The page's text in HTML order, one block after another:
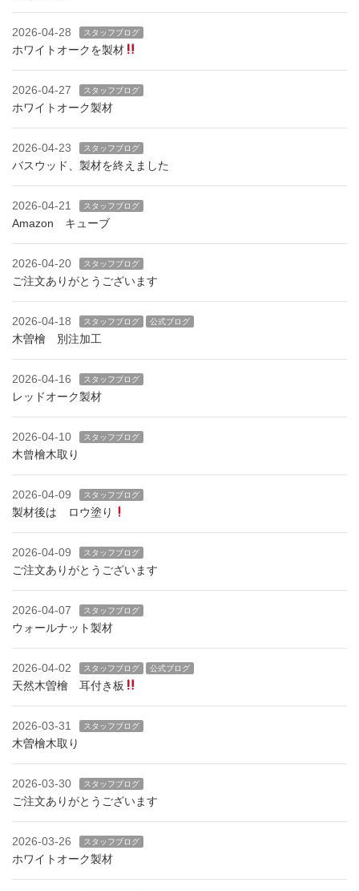
2026-04-28 スタッフブログ
ホワイトオークを製材
2026-04-27 スタッフブログ
ホワイトオーク製材
2026-04-23 スタッフブログ
バスウッド、製材を終えました
2026-04-21 スタッフブログ
Amazon キューブ
2026-04-20 スタッフブログ
ご注文ありがとうございます
2026-04-18 スタッフブログ 公式ブログ
木曽檜 別注加工
2026-04-16 スタッフブログ
レッドオーク製材
2026-04-10 スタッフブログ
木曾檜木取り
2026-04-09 スタッフブログ
製材後は ロウ塗り
2026-04-09 スタッフブログ
ご注文ありがとうございます
2026-04-07 スタッフブログ
ウォールナット製材
2026-04-02 スタッフブログ 公式ブログ
天然木曽檜 耳付き板
2026-03-31 スタッフブログ
木曽檜木取り
2026-03-30 スタッフブログ
ご注文ありがとうございます
2026-03-26 スタッフブログ
ホワイトオーク製材